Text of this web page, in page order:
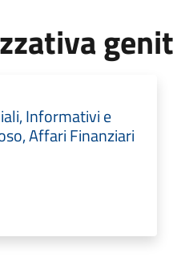
Informativi e
Affari Finanziari